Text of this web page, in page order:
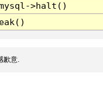
>halt()
歉意.